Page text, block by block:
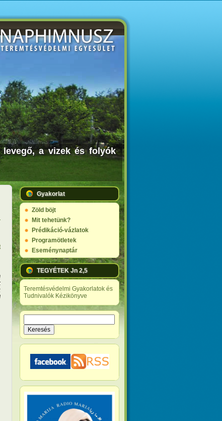
a vizek és folyók
Gyakorlat
Zöld böjt
Mit tehetünk?
Prédikáció-vázlatok
Programötletek
Eseménynaptár
TEGYÉTEK Jn 2,5
Teremtésvédelmi Gyakorlatok és
Tudnivalók Kézikönyve
Keresés űrlap